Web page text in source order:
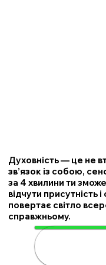
Духовність — це не
зв’язок із собою,
за 4 хвилини ти
відчути присутність
повертає світло
справжньому.
🌟 Розкрий